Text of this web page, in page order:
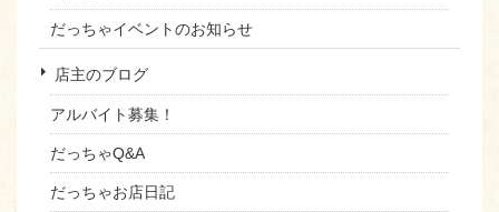
だっちゃイベントのお知らせ
店主のブログ
アルバイト募集！
だっちゃQ&A
だっちゃお店日記